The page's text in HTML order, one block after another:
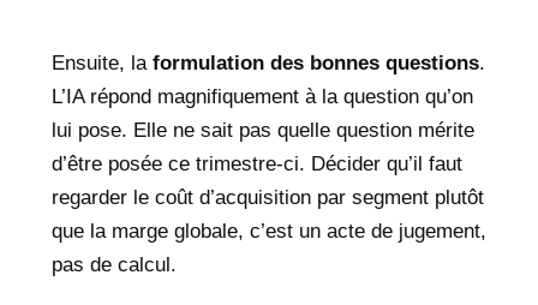
Ensuite, la formulation des bonnes questions.
L’IA répond magnifiquement à la question qu’on
lui pose. Elle ne sait pas quelle question mérite
d’être posée ce trimestre-ci. Décider qu’il faut
regarder le coût d’acquisition par segment plutôt
que la marge globale, c’est un acte de jugement,
pas de calcul.